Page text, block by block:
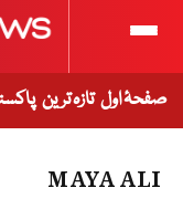
صفحۂ اول تازہ ترین
MAYA ALI